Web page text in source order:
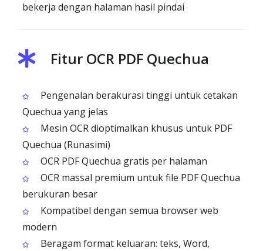
bekerja dengan halaman hasil pindai
Fitur OCR PDF Quechua
Pengenalan berakurasi tinggi untuk cetakan
Quechua yang jelas
Mesin OCR dioptimalkan khusus untuk PDF
Quechua (Runasimi)
OCR PDF Quechua gratis per halaman
OCR massal premium untuk file PDF Quechua
berukuran besar
Kompatibel dengan semua browser web
modern
Beragam format keluaran: teks, Word,